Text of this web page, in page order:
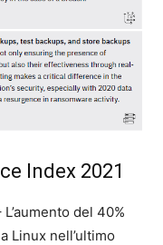
Index 2021
L’aumento del 40%
Linux nell’ultimo